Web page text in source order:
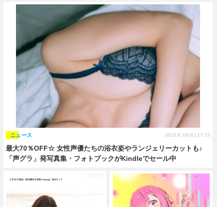
イベント 海外
ビジネス イベント
ゲーム 座談会
映画/ドラマ
アニメ！アニメ！TV ABEMA Cafe
最大70％OFF☆ 女性声優たちの浴衣姿やランジェリーカットも♪
「声グラ」発写真集・フォトブックがKindleでセール中
ニュース 2026.6.16(火) 17:15